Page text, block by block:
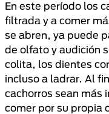
En este período los
filtrada y a comer
se abren, ya puede
de olfato y audición
colita, los dientes
incluso a ladrar. Al
cachorros sean más
comer por su propia